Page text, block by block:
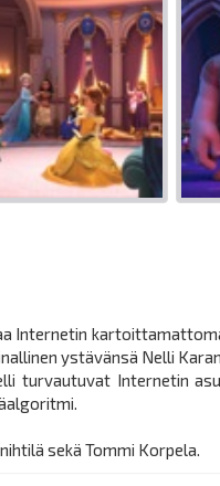
Internetin
ystävänsä Nelli
turvautuvat Internetin
sekä Tommi Korpela.